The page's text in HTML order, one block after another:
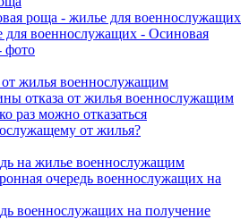
роща - жилье для военнослужащих
для военнослужащих - Осиновая
фото
от жилья военнослужащим
отказа от жилья военнослужащим
раз можно отказаться
от жилья?
на жилье военнослужащим
очередь военнослужащих на
военнослужащих на получение